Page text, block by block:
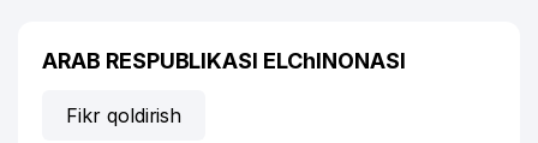
ARAB RESPUBLIKASI ELChINONASI
Fikr qoldirish